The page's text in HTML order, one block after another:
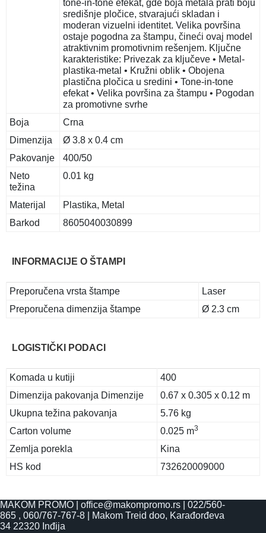
tone-in-tone efekat, gde boja metala prati boju
središnje pločice, stvarajući skladan i
moderan vizuelni identitet. Velika površina
ostaje pogodna za štampu, čineći ovaj model
atraktivnim promotivnim rešenjem. Ključne
karakteristike: Privezak za ključeve • Metal-
plastika-metal • Kružni oblik • Obojena
plastična pločica u sredini • Tone-in-tone
efekat • Velika površina za štampu • Pogodan
za promotivne svrhe
Boja
Crna
Dimenzija
Ø 3.8 x 0.4 cm
Pakovanje
400/50
Neto
težina
0.01 kg
Materijal
Plastika, Metal
Barkod
8605040030899
INFORMACIJE O ŠTAMPI
Preporučena vrsta štampe
Laser
Preporučena dimenzija štampe
Ø 2.3 cm
LOGISTIČKI PODACI
Komada u kutiji
400
Dimenzija pakovanja Dimenzije
0.67 x 0.305 x 0.12 m
Ukupna težina pakovanja
5.76 kg
Carton volume
0.025 m3
Zemlja porekla
Kina
HS kod
732620009000
MAKOM PROMO | office@makompromo.rs
022/560-
865 , 060/767-767-8
Makom Treid doo, Karađorđeva
34 22320 Inđija